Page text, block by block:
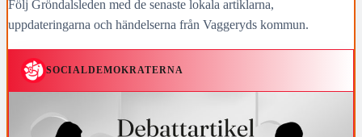
Följ Gröndalsleden med de senaste lokala artiklarna,
uppdateringarna och händelserna från Vaggeryds kommun.
SOCIALDEMOKRATERNA